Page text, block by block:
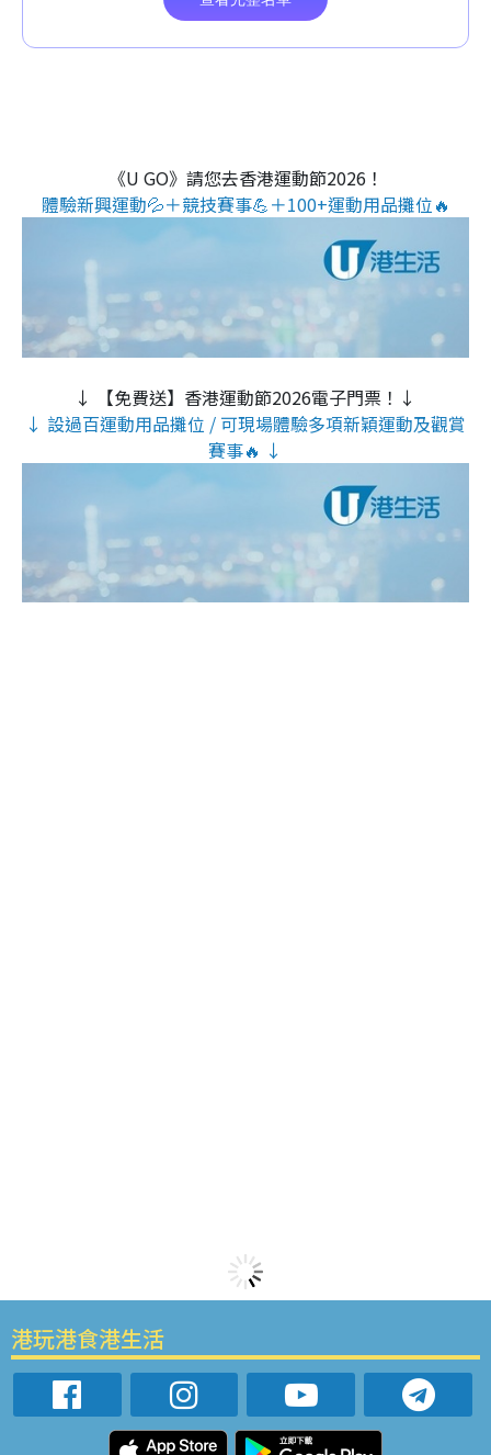
《U GO》請您去香港運動節2026！
體驗新興運動💦＋競技賽事💪＋100+運動用品攤位🔥
↓ 【免費送】香港運動節2026電子門票！↓
↓ 設過百運動用品攤位 / 可現場體驗多項新穎運動及觀賞
賽事🔥 ↓
港玩港食港生活